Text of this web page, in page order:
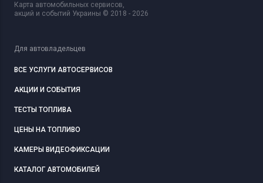
Карта автомобильных сервисов,
акций и событий Украины © 2018 - 2026
Для автовладельцев
ВСЕ УСЛУГИ АВТОСЕРВИСОВ
АКЦИИ И СОБЫТИЯ
ТЕСТЫ ТОПЛИВА
ЦЕНЫ НА ТОПЛИВО
КАМЕРЫ ВИДЕОФИКСАЦИИ
КАТАЛОГ АВТОМОБИЛЕЙ